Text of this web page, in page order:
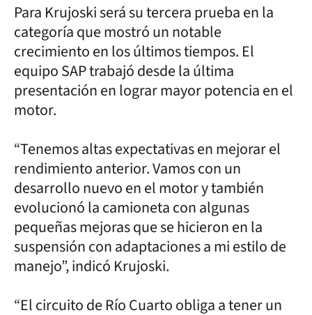
Para Krujoski será su tercera prueba en la
categoría que mostró un notable
crecimiento en los últimos tiempos. El
equipo SAP trabajó desde la última
presentación en lograr mayor potencia en el
motor.
“Tenemos altas expectativas en mejorar el
rendimiento anterior. Vamos con un
desarrollo nuevo en el motor y también
evolucionó la camioneta con algunas
pequeñas mejoras que se hicieron en la
suspensión con adaptaciones a mi estilo de
manejo”, indicó Krujoski.
“El circuito de Río Cuarto obliga a tener un